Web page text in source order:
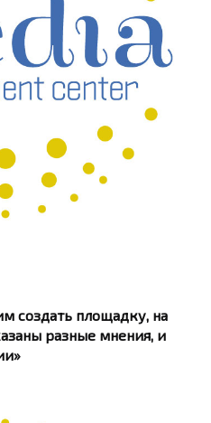
создать площадку, на
разные мнения, и